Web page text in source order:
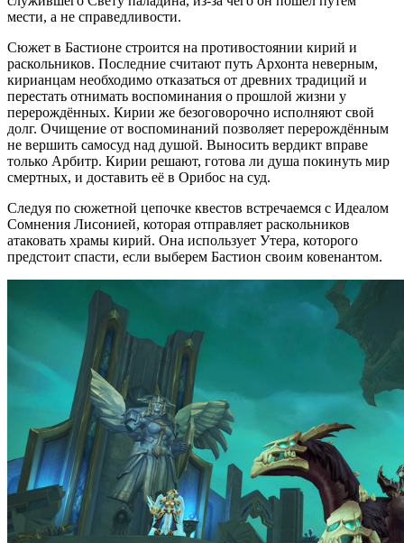
мести, а не справедливости.
Сюжет в Бастионе строится на противостоянии кирий и
раскольников. Последние считают путь Архонта неверным,
кирианцам необходимо отказаться от древних традиций и
перестать отнимать воспоминания о прошлой жизни у
перерождённых. Кирии же безоговорочно исполняют свой
долг. Очищение от воспоминаний позволяет перерождённым
не вершить самосуд над душой. Выносить вердикт вправе
только Арбитр. Кирии решают, готова ли душа покинуть мир
смертных, и доставить её в Орибос на суд.
Следуя по сюжетной цепочке квестов встречаемся с Идеалом
Сомнения Лисонией, которая отправляет раскольников
атаковать храмы кирий. Она использует Утера, которого
предстоит спасти, если выберем Бастион своим ковенантом.